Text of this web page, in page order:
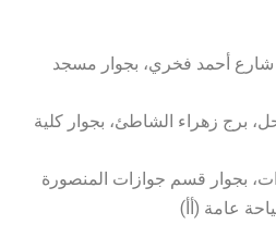
القاهرة: مدينة نصر، 24 شارع أحمد فخري، بجوار مسجد
برج زهراء الشاطئ، بجوار كلية
بجوار قسم جوازات المنصورة